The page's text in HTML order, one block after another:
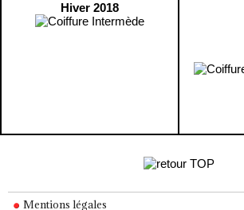
Hiver 2018
Mentions légales